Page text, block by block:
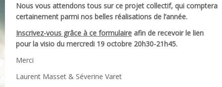
Nous vous attendons tous sur ce projet collectif, qui comptera
certainement parmi nos belles réalisations de l’année.
Inscrivez-vous grâce à ce formulaire afin de recevoir le lien
pour la visio du mercredi 19 octobre 20h30-21h45.
Merci
Laurent Masset & Séverine Varet